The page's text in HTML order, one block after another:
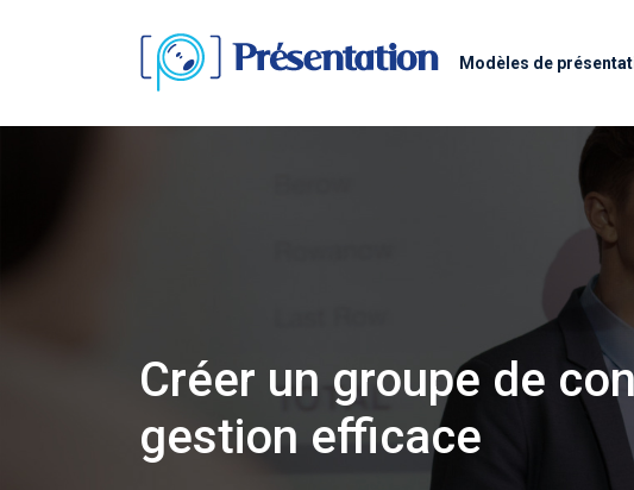
Modèles de
Créer un groupe de
gestion efficace